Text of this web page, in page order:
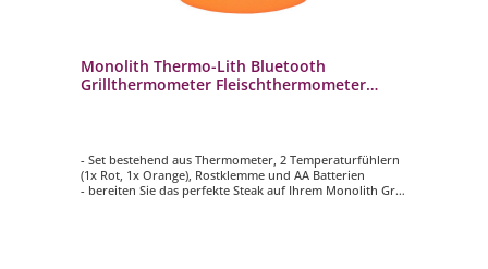
Monolith Thermo-Lith Bluetooth
Grillthermometer Fleischthermometer
- Set bestehend aus Thermometer, 2 Temperaturfühlern
(1x Rot, 1x Orange), Rostklemme und AA Batterien
- bereiten Sie das perfekte Steak auf Ihrem Monolith Grill